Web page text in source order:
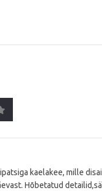
kaelakee, mille
Hõbetatud